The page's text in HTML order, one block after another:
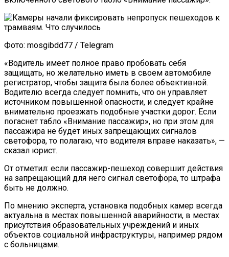
Фото: mosgibdd77 / Telegram
«Водитель имеет полное право пробовать себя
защищать, но желательно иметь в своем автомобиле
регистратор, чтобы защита была более объективной.
Водителю всегда следует помнить, что он управляет
источником повышенной опасности, и следует крайне
внимательно проезжать подобные участки дорог. Если
погаснет табло «Внимание пассажир», но при этом для
пассажира не будет иных запрещающих сигналов
светофора, то полагаю, что водителя вправе наказать», —
сказал юрист.
От отметил: если пассажир-пешеход совершит действия
на запрещающий для него сигнал светофора, то штрафа
быть не должно.
По мнению эксперта, установка подобных камер всегда
актуальна в местах повышенной аварийности, в местах
присутствия образовательных учреждений и иных
объектов социальной инфраструктуры, например рядом
с больницами.